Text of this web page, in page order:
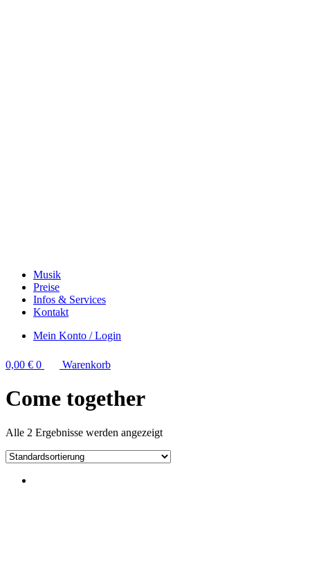
Musik
Preise
Infos & Services
Kontakt
Mein Konto / Login
0,00 € 0 Warenkorb
Come together
Alle 2 Ergebnisse werden angezeigt